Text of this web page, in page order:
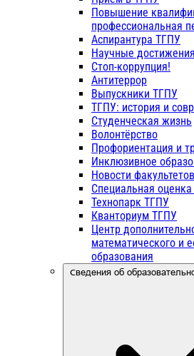
Повышение
профессиональная
Аспирантура ТГПУ
Научные достижения
Стоп-коррупция!
Антитеррор
Выпускники ТГПУ
ТГПУ: история и
Студенческая жизнь
Волонтёрство
Профориентация и
Инклюзивное
Новости факультетов
Специальная
Технопарк ТГПУ
Кванториум ТГПУ
Центр
математического и
образования
Сведения об